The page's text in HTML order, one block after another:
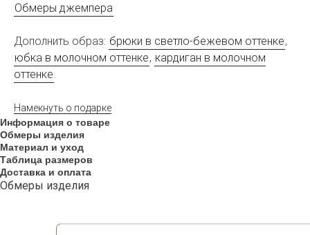
Обмеры джемпера
Дополнить образ: брюки в светло-бежевом оттенке,
юбка в молочном оттенке, кардиган в молочном
оттенке.
Намекнуть о подарке
Информация о товаре
Обмеры изделия
Материал и уход
Таблица размеров
Доставка и оплата
Обмеры изделия